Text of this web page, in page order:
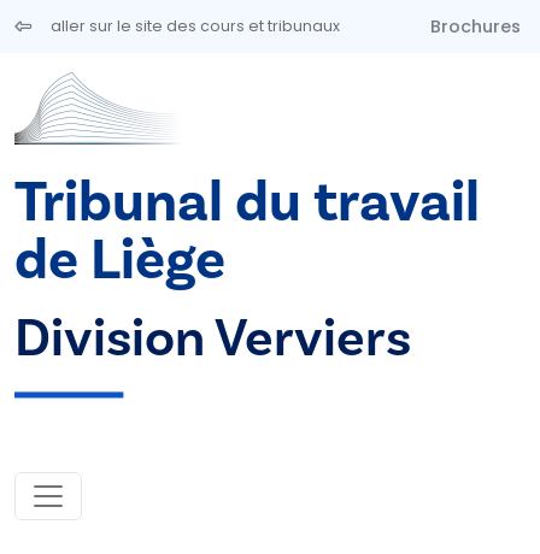
Aller au contenu principal
aller sur le site des cours et tribunaux Brochures
Tribunal du travail
de Liège
Division Verviers